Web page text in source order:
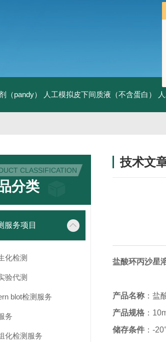
（pandy） 人工模拟皮下间质液（不含蛋白）
CLASSIFICATION
分类
服务项目
化检测
验代测
blot检测服务
务
化检测服务
技术文
盐酸环丙沙星
产品名称 ：
产品规格
储存条件 ：-